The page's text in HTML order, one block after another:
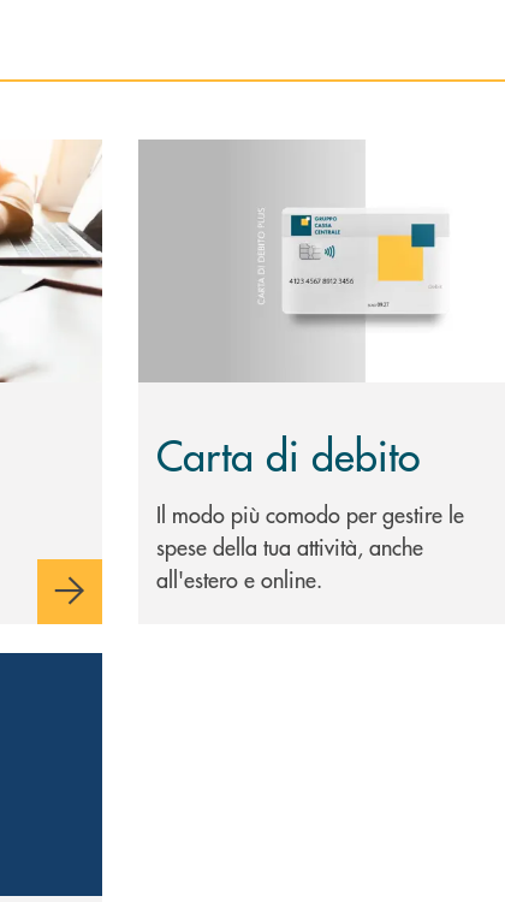
Carta di debito
Il modo più comodo per gestire le
spese della tua attività, anche
all'estero e online.